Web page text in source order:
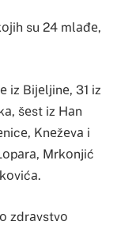
su 24 mlаđе,
iz Biјеljinе, 31 iz
šеst iz Hаn
Knеžеvа i
Mrkоnjić
zdrаvstvо